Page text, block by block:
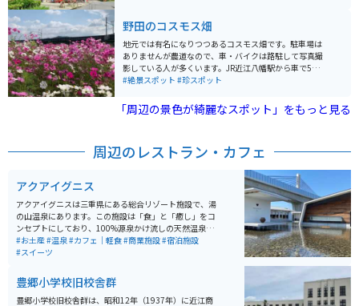
スマンといった多岐にわたる方々からご利益を求めて訪
れています。 神社は滋賀県東近江市にあり、急峻な地形
に沿った箕作山系の赤神山中腹に位置しています。境内
には国の登録有形文化財に登録された本殿などがあり、
「天空の宮」のような風景が広がっています。また、境
人が通れば願いが叶い、悪心ある人が通れば挟まれる」
という言い伝えが残っています。太郎坊宮は「太郎坊さ
野田のコスモス畑
地元では有名になりつつあるコスモス畑です。駐車場は
ありませんが農道なので、車・バイクは路駐して写真撮
影している人が多くいます。JR近江八幡駅から車で5分
程度でアクセスも良いので、コスモスシーズンの秋の休
ーナ」「八幡堀」と合わせてシーズンがあえば立ち寄る
のがオススメです。
#絶景スポット #珍スポット
「周辺の景色が綺麗なスポット」をもっと見る
周辺のレストラン・カフェ
アクアイグニス
アクアイグニスは三重県にある総合リゾート施設で、湯
の山温泉にあります。この施設は「食」と「癒し」をコ
ンセプトにしており、100%源泉かけ流しの天然温泉
「片岡温泉」や、辻口博啓・奥田政行の料理を楽しむこ
とができます。自然豊かな環境の中で、温泉だけでな
ども楽しめる場所です。中でも竹林の茂る露天風呂は絶
景です。レストランは種類が多く、事前に予約も可能で
す。 また、御在所岳の麓に位置しており、四季折々の自
#お土産#温泉#カフェ｜軽食#商業施設#宿泊施設
#スイーツ
豊郷小学校旧校舎群
豊郷小学校旧校舎群は、昭和12年（1937年）に近江商